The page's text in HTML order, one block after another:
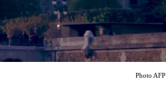
Photo AFP